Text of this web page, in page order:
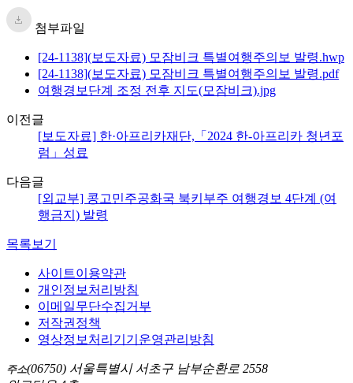
첨부파일
[24-1138](보도자료) 모잠비크 특별여행주의보 발령.hwp
[24-1138](보도자료) 모잠비크 특별여행주의보 발령.pdf
여행경보단계 조정 전후 지도(모잠비크).jpg
이전글
[보도자료] 한·아프리카재단,「2024 한-아프리카 청년포
럼」성료
다음글
[외교부] 콩고민주공화국 북키부주 여행경보 4단계 (여
행금지) 발령
목록보기
사이트이용약관
개인정보처리방침
이메일무단수집거부
저작권정책
영상정보처리기기운영관리방침
주소(06750) 서울특별시 서초구 남부순환로 2558